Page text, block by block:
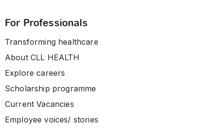
For Professionals
Transforming healthcare
About CLL HEALTH
Explore careers
Scholarship programme
Current Vacancies
Employee voices/ stories